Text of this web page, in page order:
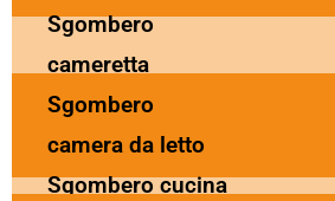
Sgombero
cameretta
Sgombero
camera da letto
Sgombero cucina